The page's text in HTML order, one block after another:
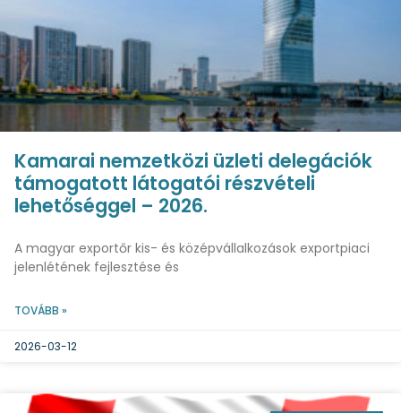
Kamarai nemzetközi üzleti delegációk
támogatott látogatói részvételi
lehetőséggel – 2026.
A magyar exportőr kis- és középvállalkozások exportpiaci
jelenlétének fejlesztése és
TOVÁBB »
2026-03-12